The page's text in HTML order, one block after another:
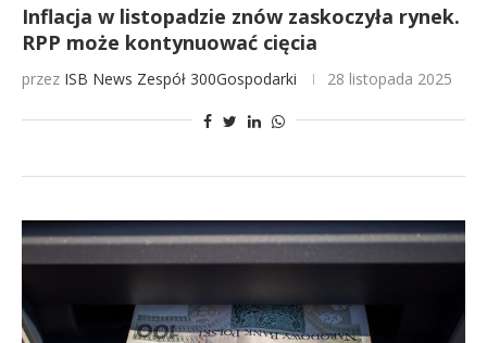
Inflacja w listopadzie znów zaskoczyła rynek.
RPP może kontynuować cięcia
przez ISB News Zespół 300Gospodarki 28 listopada 2025